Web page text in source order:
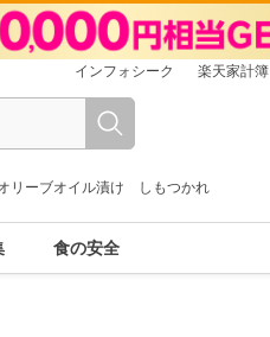
インフォシーク 楽天家計簿
リーブオイル漬け しもつかれ
食の安全